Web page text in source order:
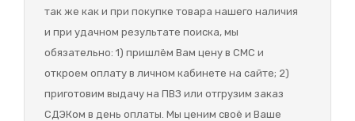
так же как и при покупке товара нашего наличия
и при удачном результате поиска, мы
обязательно: 1) пришлём Вам цену в СМС и
откроем оплату в личном кабинете на сайте; 2)
приготовим выдачу на ПВЗ или отгрузим заказ
СДЭКом в день оплаты. Мы ценим своё и Ваше